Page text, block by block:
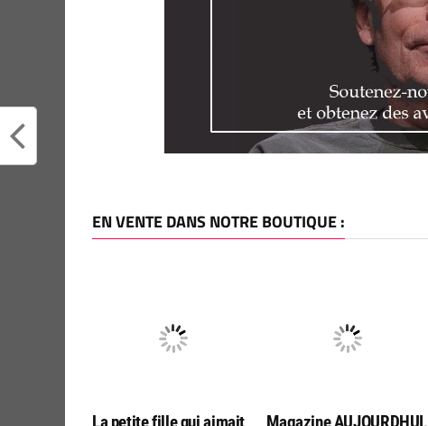
EN VENTE DANS NOTRE BOUTIQUE :
La petite fille qui aimait
Magazine AUJOURDHUI,